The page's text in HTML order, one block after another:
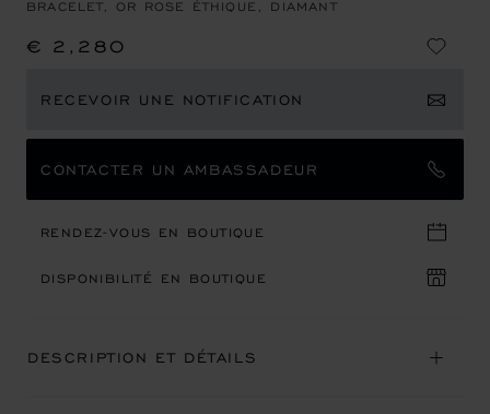
BRACELET, OR ROSE ÉTHIQUE, DIAMANT
€ 2,280
RECEVOIR UNE NOTIFICATION
CONTACTER UN AMBASSADEUR
RENDEZ-VOUS EN BOUTIQUE
DISPONIBILITÉ EN BOUTIQUE
DESCRIPTION ET DÉTAILS